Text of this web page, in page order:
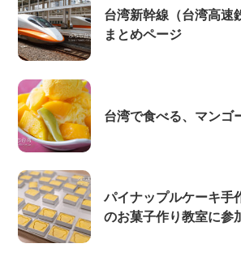
台湾新幹線（台湾高速
まとめページ
台湾で食べる、マンゴ
パイナップルケーキ手
のお菓子作り教室に参